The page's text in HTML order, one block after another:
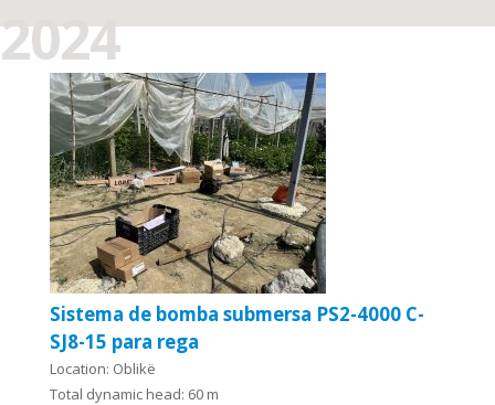
2024
Sistema de bomba submersa PS2-4000 C-
SJ8-15 para rega
Location: Oblikë
Total dynamic head: 60 m